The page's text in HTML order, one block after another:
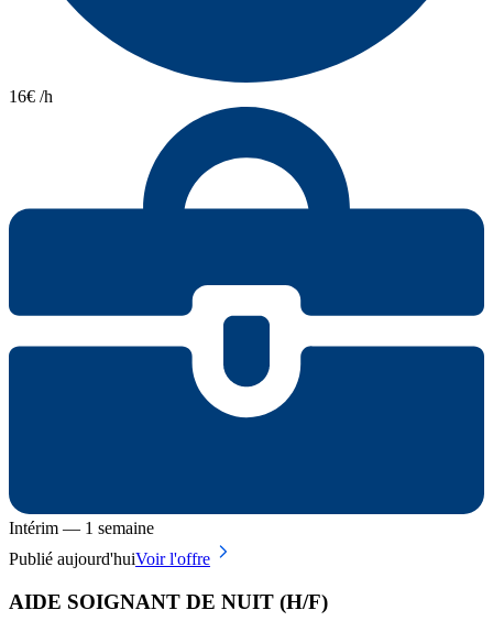
16€ /h
Intérim — 1 semaine
Publié aujourd'huiVoir l'offre
AIDE SOIGNANT DE NUIT (H/F)